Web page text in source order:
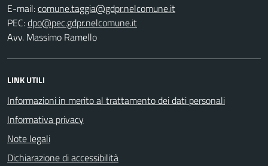
E-mail:
PEC:
Avv. Massimo Ramello
LINK UTILI
Informazioni in merito al trattamento dei dati personali
Informativa privacy
Note legali
Dichiarazione di accessibilità